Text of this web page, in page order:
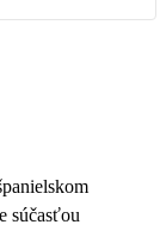
24 25
súčasťou